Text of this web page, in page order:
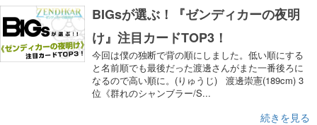
BIGsが選ぶ！『ゼンディカーの夜明
け』注目カードTOP3！
今回は僕の独断で背の順にしました。低い順にする
と名前順でも最後だった渡邊さんがまた一番後ろに
なるので高い順に。(りゅうじ) 渡邊崇憲(189cm) 3
位《群れのシャンブラー/S...
続きを見る